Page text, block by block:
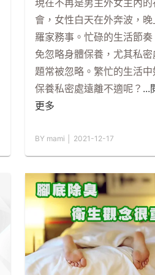
現在不再是男主外女主內的
會，女性白天在外奔波，晚
羅家務事。忙碌的生活節奏
免忽略身體保養，尤其私密
題常被忽略。繁忙的生活中
保養私密處遠離不適呢？ ...
更多
BY mami │ 2021-12-17